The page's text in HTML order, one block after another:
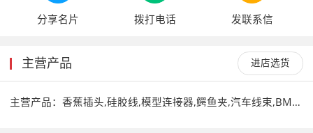
分享名片 拨打电话 发联系信
进店选货
主营产品
主营产品： 香蕉插头,硅胶线,模型连接器,鳄鱼夹,汽车线束,BMS线束